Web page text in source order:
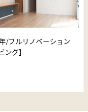
/フルリノベーション
ング】